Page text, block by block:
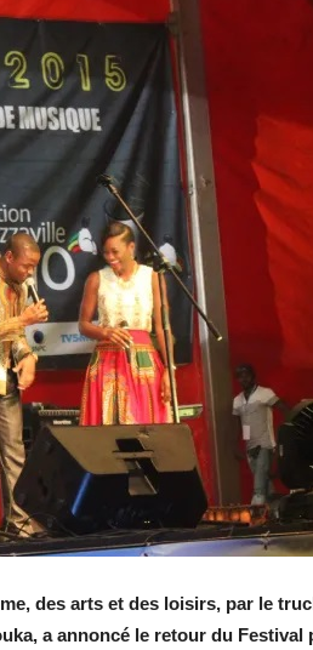
des arts et des loisirs, par le
a annoncé le retour du Festival